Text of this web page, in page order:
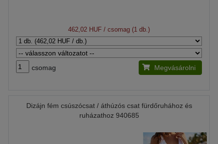
462,02 HUF / csomag (1 db.)
csomag Megvásárolni
Dizájn fém csúszócsat / áthúzós csat fürdőruhához és
ruházathoz 940685